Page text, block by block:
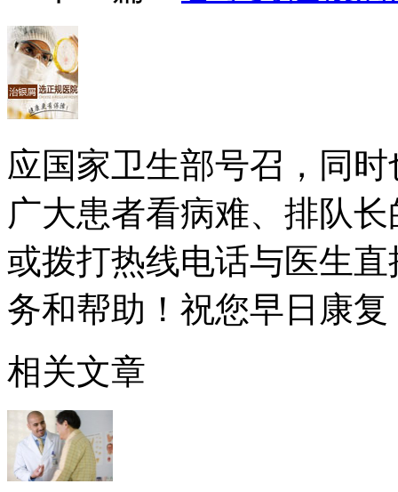
应国家卫生部号召，同
广大患者看病难、排队
或拨打热线电话与医生
务和帮助！祝您早日康
相关文章